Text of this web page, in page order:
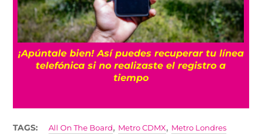
¡Apúntale bien! Así puedes recuperar tu línea
telefónica si no realizaste el registro a
tiempo
TAGS: All On The Board, Metro CDMX, Metro Londres